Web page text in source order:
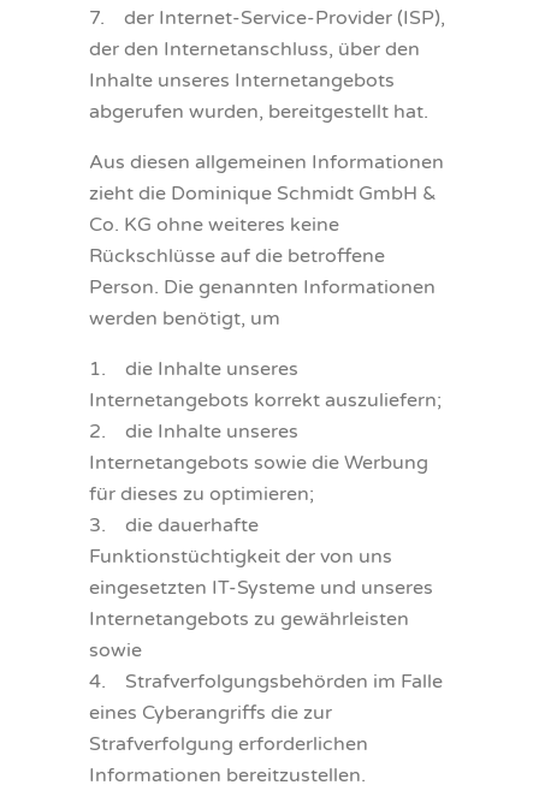
7. der Internet-Service-Provider (ISP),
der den Internetanschluss, über den
Inhalte unseres Internetangebots
abgerufen wurden, bereitgestellt hat.
Aus diesen allgemeinen Informationen
zieht die Dominique Schmidt GmbH &
Co. KG ohne weiteres keine
Rückschlüsse auf die betroffene
Person. Die genannten Informationen
werden benötigt, um
1. die Inhalte unseres
Internetangebots korrekt auszuliefern;
2. die Inhalte unseres
Internetangebots sowie die Werbung
für dieses zu optimieren;
3. die dauerhafte
Funktionstüchtigkeit der von uns
eingesetzten IT-Systeme und unseres
Internetangebots zu gewährleisten
sowie
4. Strafverfolgungsbehörden im Falle
eines Cyberangriffs die zur
Strafverfolgung erforderlichen
Informationen bereitzustellen.